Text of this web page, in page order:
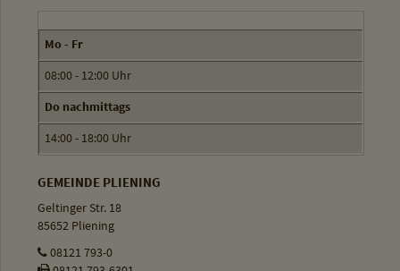
Mo - Fr
08:00 - 12:00 Uhr
Do nachmittags
14:00 - 18:00 Uhr
GEMEINDE PLIENING
Geltinger Str. 18
85652 Pliening
08121 793-0